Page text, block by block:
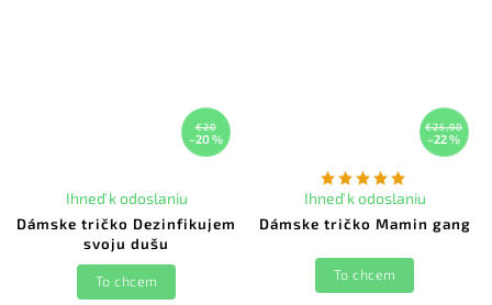
€20
–20 %
Dámske tričko Dezinfikujem
svoju dušu
Ihneď k odoslaniu
To chcem
€25,90
–22 %
Dámske tričko Mamin gang
Ihneď k odoslaniu
To chcem